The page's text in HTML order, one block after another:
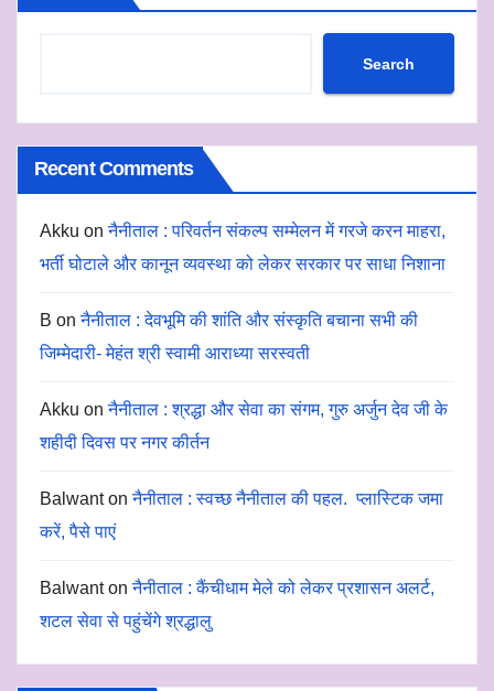
Search
Recent Comments
Akku onनैनीताल : परिवर्तन संकल्प सम्मेलन में गरजे करन माहरा,
भर्ती घोटाले और कानून व्यवस्था को लेकर सरकार पर साधा निशाना
B onनैनीताल : देवभूमि की शांति और संस्कृति बचाना सभी की
जिम्मेदारी- मेहंत श्री स्वामी आराध्या सरस्वती
Akku onनैनीताल : श्रद्धा और सेवा का संगम, गुरु अर्जुन देव जी के
शहीदी दिवस पर नगर कीर्तन
Balwantonनैनीताल : स्वच्छ नैनीताल की पहल. प्लास्टिक जमा
करें, पैसे पाएं
Balwantonनैनीताल : कैंचीधाम मेले को लेकर प्रशासन अलर्ट,
शटल सेवा से पहुंचेंगे श्रद्धालु